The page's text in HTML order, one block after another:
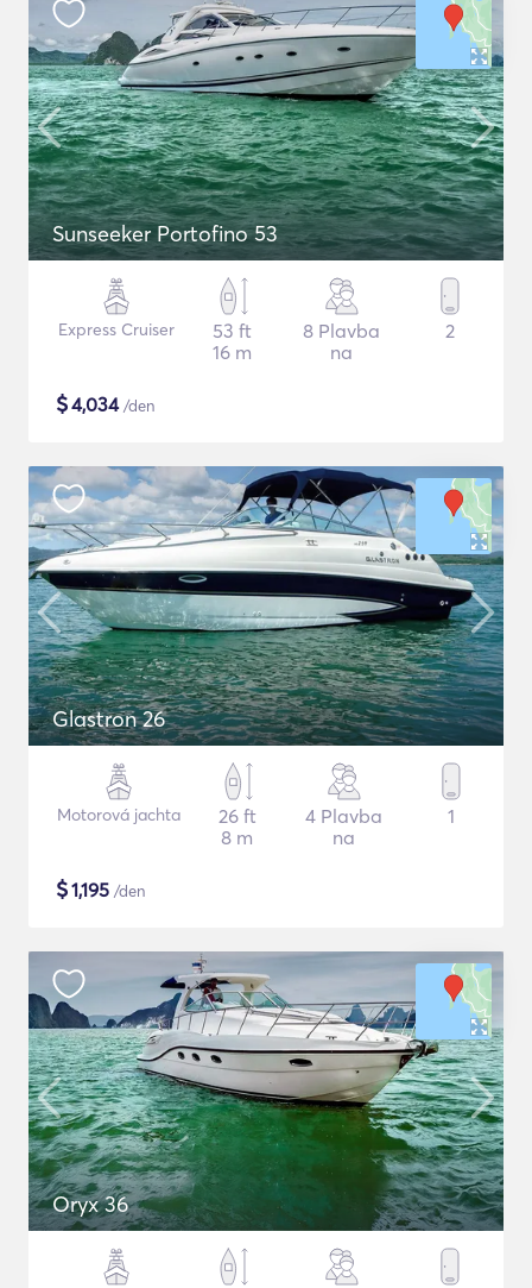
Sunseeker Portofino 53
Express Cruiser
53 ft
16 m
8 Plavba
na
2
$4,034/den
Glastron 26
Motorová jachta
26 ft
8 m
4 Plavba
na
1
$1,195 /den
Oryx 36